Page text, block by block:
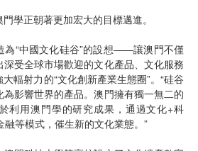
學正朝著更加宏大的目標邁進。
為“中國文化硅谷”的設想——讓澳門不僅
受全球市場歡迎的文化產品、文化服務
輻射力的“文化創新產業生態圈”。“硅谷
影響世界的產品。澳門擁有獨一無二的
利用澳門學的研究成果，通過文化+科
等模式，催生新的文化業態。”